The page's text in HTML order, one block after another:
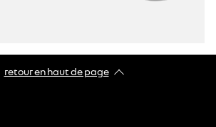
retour en haut de page​